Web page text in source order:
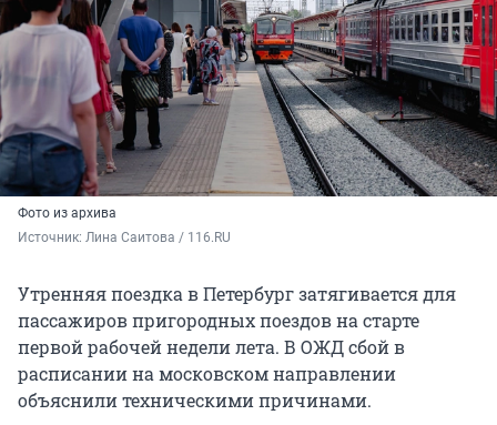
Фото из архива
Источник: Лина Саитова / 116.RU
Утренняя поездка в Петербург затягивается для
пассажиров пригородных поездов на старте
первой рабочей недели лета. В ОЖД сбой в
расписании на московском направлении
объяснили техническими причинами.